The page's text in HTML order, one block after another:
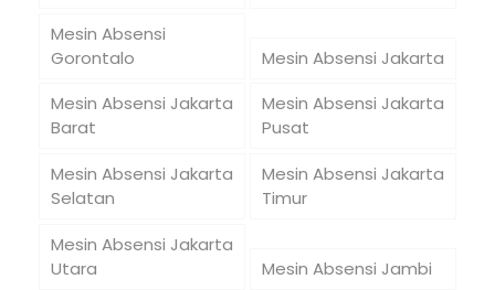
Mesin Absensi
Gorontalo
Mesin Absensi Jakarta
Mesin Absensi Jakarta
Barat
Mesin Absensi Jakarta
Pusat
Mesin Absensi Jakarta
Selatan
Mesin Absensi Jakarta
Timur
Mesin Absensi Jakarta
Utara
Mesin Absensi Jambi